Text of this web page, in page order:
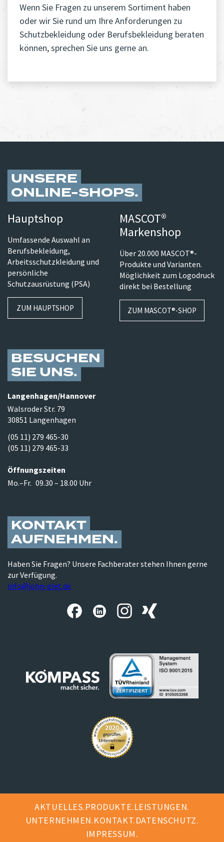
Wenn Sie Fragen zu unserem Sortiment haben
oder wir Sie rund um Ihre Anforderungen zu
Schutzbekleidung oder Berufsbekleidung beraten
können, sprechen Sie uns gerne an.
UNSERE
ONLINE-SHOPS
Hauptshop
Umfassende Auswahl an
Berufsbekleidung,
Arbeitsschutzkleidung und
persönliche
Schutzausrüstung (PSA)
ZUM HAUPTSHOP
MASCOT®
Markenshop
Über 20.000 MASCOT®-
Produkte und Varianten.
Möglichkeit zum Logodruck
direkt bei Bestellung
ZUM MASCOT®-SHOP
BESUCHEN
SIE UNS
Langenhagen/​Hannover
Walsroder Str. 79
30851 Langenhagen
(05 11) 279 465-30
(05 11) 279 465-33
Öffnungszeiten
Mo.–Fr. 09.30 – 18.00 Uhr
KONTAKT
AUFNEHMEN
Haben Sie Fragen? Unsere Fachberater stehen Ihnen gerne
zur Verfügung.
info@john-glet.de
AKTUELLES PRODUKTE LEISTUNGEN
UNTERNEHMEN KONTAKT DATENSCHUTZ
IMPRESSUM